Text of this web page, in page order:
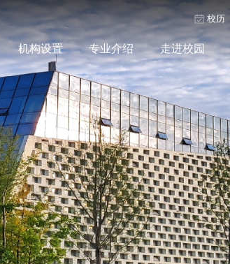
校历
机构设置 专业介绍 走进校园